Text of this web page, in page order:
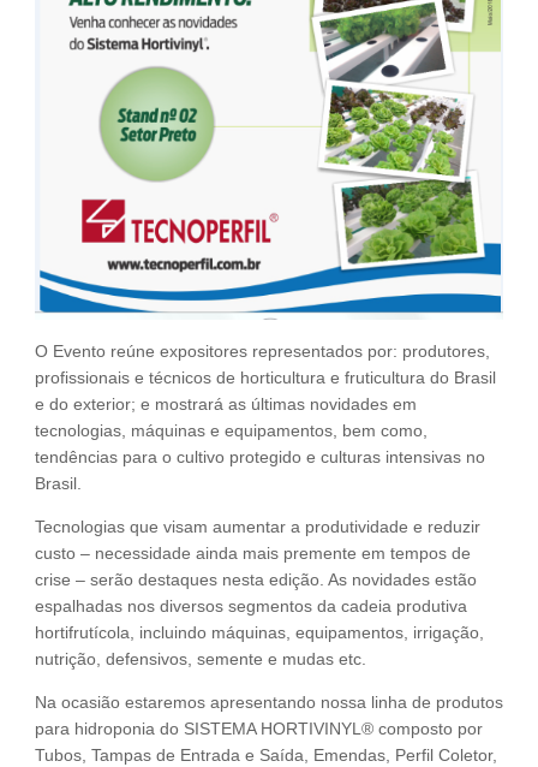
O Evento reúne expositores representados por: produtores,
profissionais e técnicos de horticultura e fruticultura do Brasil
e do exterior; e mostrará as últimas novidades em
tecnologias, máquinas e equipamentos, bem como,
tendências para o cultivo protegido e culturas intensivas no
Brasil.
Tecnologias que visam aumentar a produtividade e reduzir
custo – necessidade ainda mais premente em tempos de
crise – serão destaques nesta edição. As novidades estão
espalhadas nos diversos segmentos da cadeia produtiva
hortifrutícola, incluindo máquinas, equipamentos, irrigação,
nutrição, defensivos, semente e mudas etc.
Na ocasião estaremos apresentando nossa linha de produtos
para hidroponia do SISTEMA HORTIVINYL® composto por
Tubos, Tampas de Entrada e Saída, Emendas, Perfil Coletor,